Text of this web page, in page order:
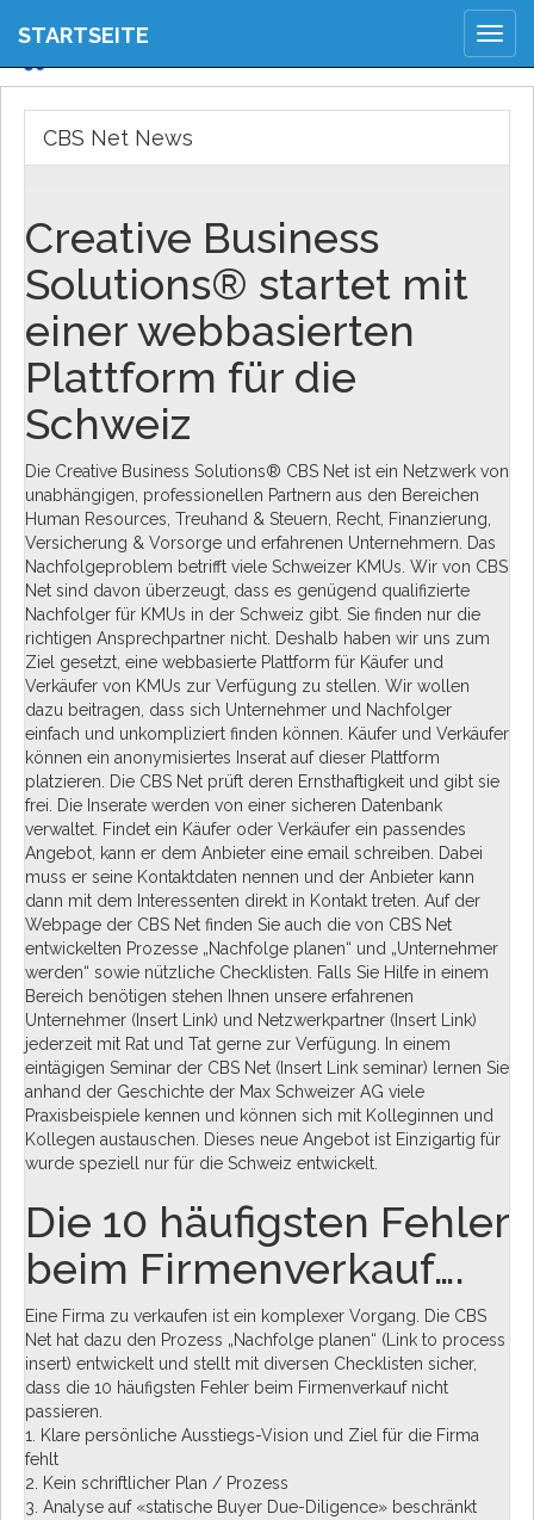
JETZT ANMELDEN
REGISTRIEREN
CBS Net News
Creative Business
Solutions® startet mit
einer webbasierten
Plattform für die
Schweiz
Die Creative Business Solutions® CBS Net ist ein Netzwerk von
unabhängigen, professionellen Partnern aus den Bereichen
Human Resources, Treuhand & Steuern, Recht, Finanzierung,
Versicherung & Vorsorge und erfahrenen Unternehmern. Das
Nachfolgeproblem betrifft viele Schweizer KMUs. Wir von CBS
Net sind davon überzeugt, dass es genügend qualifizierte
Nachfolger für KMUs in der Schweiz gibt. Sie finden nur die
richtigen Ansprechpartner nicht. Deshalb haben wir uns zum
Ziel gesetzt, eine webbasierte Plattform für Käufer und
Verkäufer von KMUs zur Verfügung zu stellen. Wir wollen
dazu beitragen, dass sich Unternehmer und Nachfolger
einfach und unkompliziert finden können. Käufer und Verkäufer
können ein anonymisiertes Inserat auf dieser Plattform
platzieren. Die CBS Net prüft deren Ernsthaftigkeit und gibt sie
frei. Die Inserate werden von einer sicheren Datenbank
verwaltet. Findet ein Käufer oder Verkäufer ein passendes
Angebot, kann er dem Anbieter eine email schreiben. Dabei
muss er seine Kontaktdaten nennen und der Anbieter kann
dann mit dem Interessenten direkt in Kontakt treten. Auf der
Webpage der CBS Net finden Sie auch die von CBS Net
entwickelten Prozesse „Nachfolge planen“ und „Unternehmer
werden“ sowie nützliche Checklisten. Falls Sie Hilfe in einem
Bereich benötigen stehen Ihnen unsere erfahrenen
Unternehmer (Insert Link) und Netzwerkpartner (Insert Link)
jederzeit mit Rat und Tat gerne zur Verfügung. In einem
eintägigen Seminar der CBS Net (Insert Link seminar) lernen Sie
anhand der Geschichte der Max Schweizer AG viele
Praxisbeispiele kennen und können sich mit Kolleginnen und
Kollegen austauschen. Dieses neue Angebot ist Einzigartig für
wurde speziell nur für die Schweiz entwickelt.
Die 10 häufigsten Fehler
beim Firmenverkauf….
Eine Firma zu verkaufen ist ein komplexer Vorgang. Die CBS
Net hat dazu den Prozess „Nachfolge planen“ (Link to process
insert) entwickelt und stellt mit diversen Checklisten sicher,
dass die 10 häufigsten Fehler beim Firmenverkauf nicht
passieren.
1. Klare persönliche Ausstiegs-Vision und Ziel für die Firma
fehlt
2. Kein schriftlicher Plan / Prozess
3. Analyse auf «statische Buyer Due-Diligence» beschränkt
STARTSEITE